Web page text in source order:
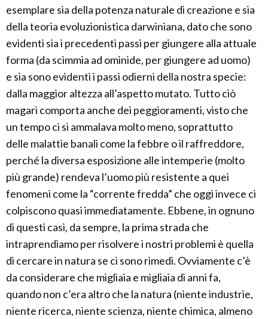
esemplare sia della potenza naturale di creazione e sia
della teoria evoluzionistica darwiniana, dato che sono
evidenti sia i precedenti passi per giungere alla attuale
forma (da scimmia ad ominide, per giungere ad uomo)
e sia sono evidenti i passi odierni della nostra specie:
dalla maggior altezza all’aspetto mutato. Tutto ciò
magari comporta anche dei peggioramenti, visto che
un tempo ci si ammalava molto meno, soprattutto
delle malattie banali come la febbre o il raffreddore,
perché la diversa esposizione alle intemperie (molto
più grande) rendeva l’uomo più resistente a quei
fenomeni come la “corrente fredda” che oggi invece ci
colpiscono quasi immediatamente. Ebbene, in ognuno
di questi casi, da sempre, la prima strada che
intraprendiamo per risolvere i nostri problemi è quella
di cercare in natura se ci sono rimedi. Ovviamente c’è
da considerare che migliaia e migliaia di anni fa,
quando non c’era altro che la natura (niente industrie,
niente ricerca, niente scienza, niente chimica, almeno